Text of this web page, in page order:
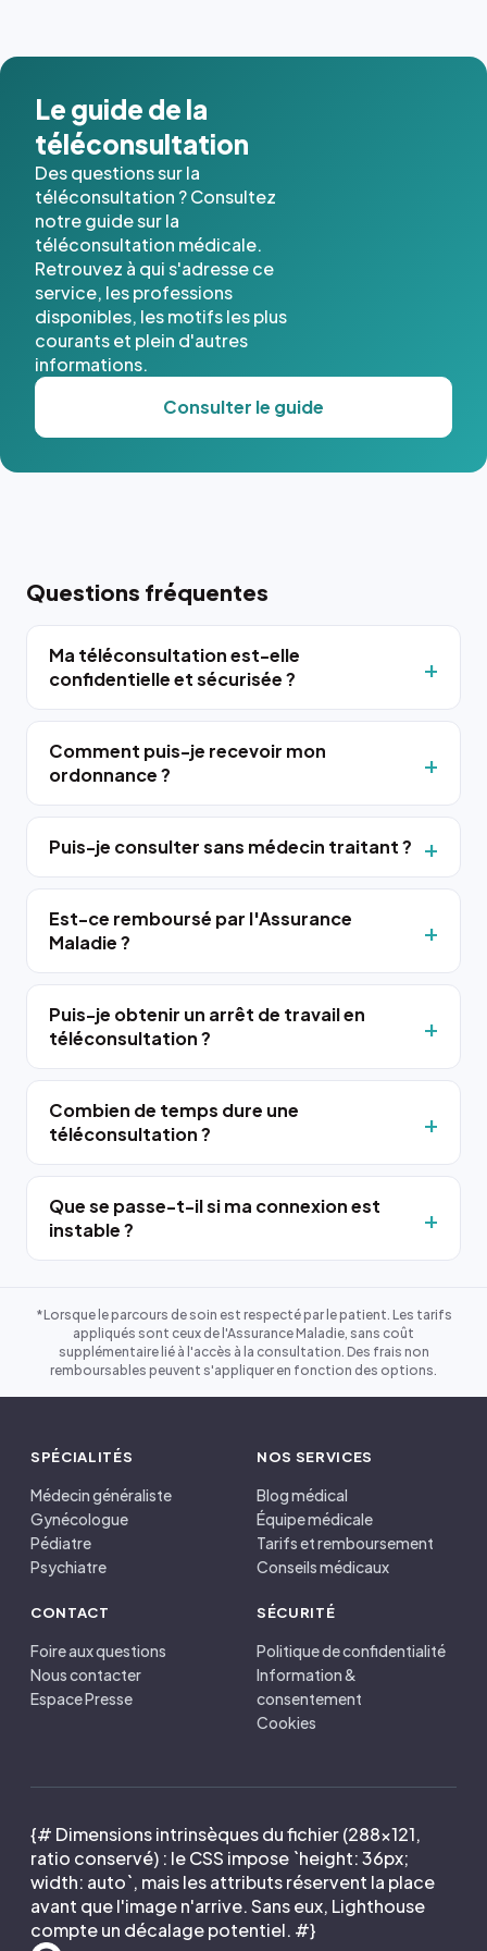
cas. #}
Le guide de la
téléconsultation
Des questions sur la
téléconsultation ? Consultez
notre guide sur la
téléconsultation médicale.
Retrouvez à qui s'adresse ce
service, les professions
disponibles, les motifs les plus
courants et plein d'autres
informations.
Consulter le guide
Questions fréquentes
Ma téléconsultation est-elle
confidentielle et sécurisée ?
Comment puis-je recevoir mon
ordonnance ?
Puis-je consulter sans médecin traitant ?
Est-ce remboursé par l'Assurance
Maladie ?
Puis-je obtenir un arrêt de travail en
téléconsultation ?
Combien de temps dure une
téléconsultation ?
Que se passe-t-il si ma connexion est
instable ?
*Lorsque le parcours de soin est respecté par le patient. Les tarifs
appliqués sont ceux de l'Assurance Maladie, sans coût
supplémentaire lié à l'accès à la consultation. Des frais non
remboursables peuvent s'appliquer en fonction des options.
SPÉCIALITÉS
Médecin généraliste
Gynécologue
Pédiatre
Psychiatre
NOS SERVICES
Blog médical
Équipe médicale
Tarifs et remboursement
Conseils médicaux
CONTACT
Foire aux questions
Nous contacter
Espace Presse
SÉCURITÉ
Politique de confidentialité
Information &
consentement
Cookies
{# Dimensions intrinsèques du fichier (288×121,
ratio conservé) : le CSS impose `height: 36px;
width: auto`, mais les attributs réservent la place
avant que l'image n'arrive. Sans eux, Lighthouse
compte un décalage potentiel. #}